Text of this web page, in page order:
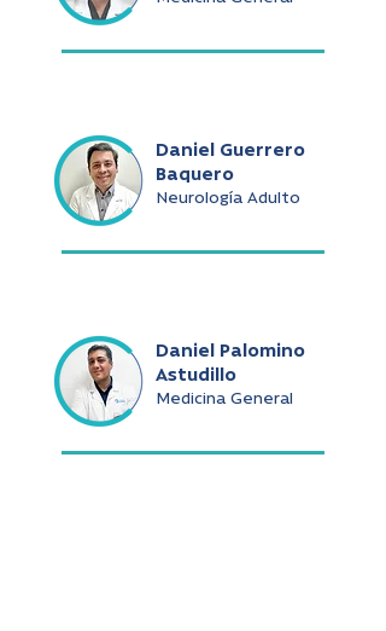
Daniel Guerrero
Baquero
Neurología Adulto
Daniel Palomino
Astudillo
Medicina General